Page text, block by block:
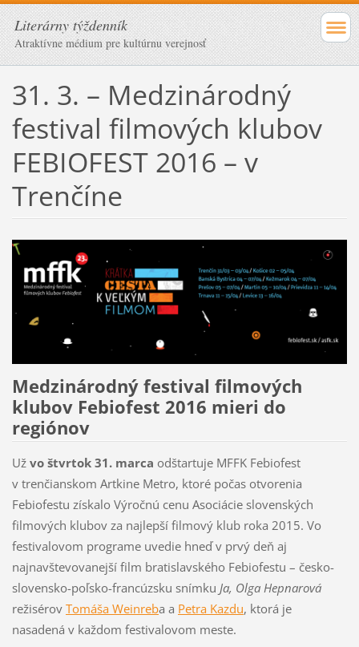
Literárny týždenník
Atraktívne médium pre kultúrnu verejnosť
31. 3. – Medzinárodný
festival filmových klubov
FEBIOFEST 2016 – v
Trenčíne
Medzinárodný festival filmových
klubov Febiofest 2016 mieri do
regiónov
Už vo štvrtok 31. marca odštartuje MFFK Febiofest
v trenčianskom Artkine Metro, ktoré počas otvorenia
Febiofestu získalo Výročnú cenu Asociácie slovenských
filmových klubov za najlepší filmový klub roka 2015. Vo
festivalovom programe uvedie hneď v prvý deň aj
najnavštevovanejší film bratislavského Febiofestu – česko-
slovensko-poľsko-francúzsku snímku Ja, Olga Hepnarová
režisérov Tomáša Weinreba a Petra Kazdu, ktorá je
nasadená v každom festivalovom meste.